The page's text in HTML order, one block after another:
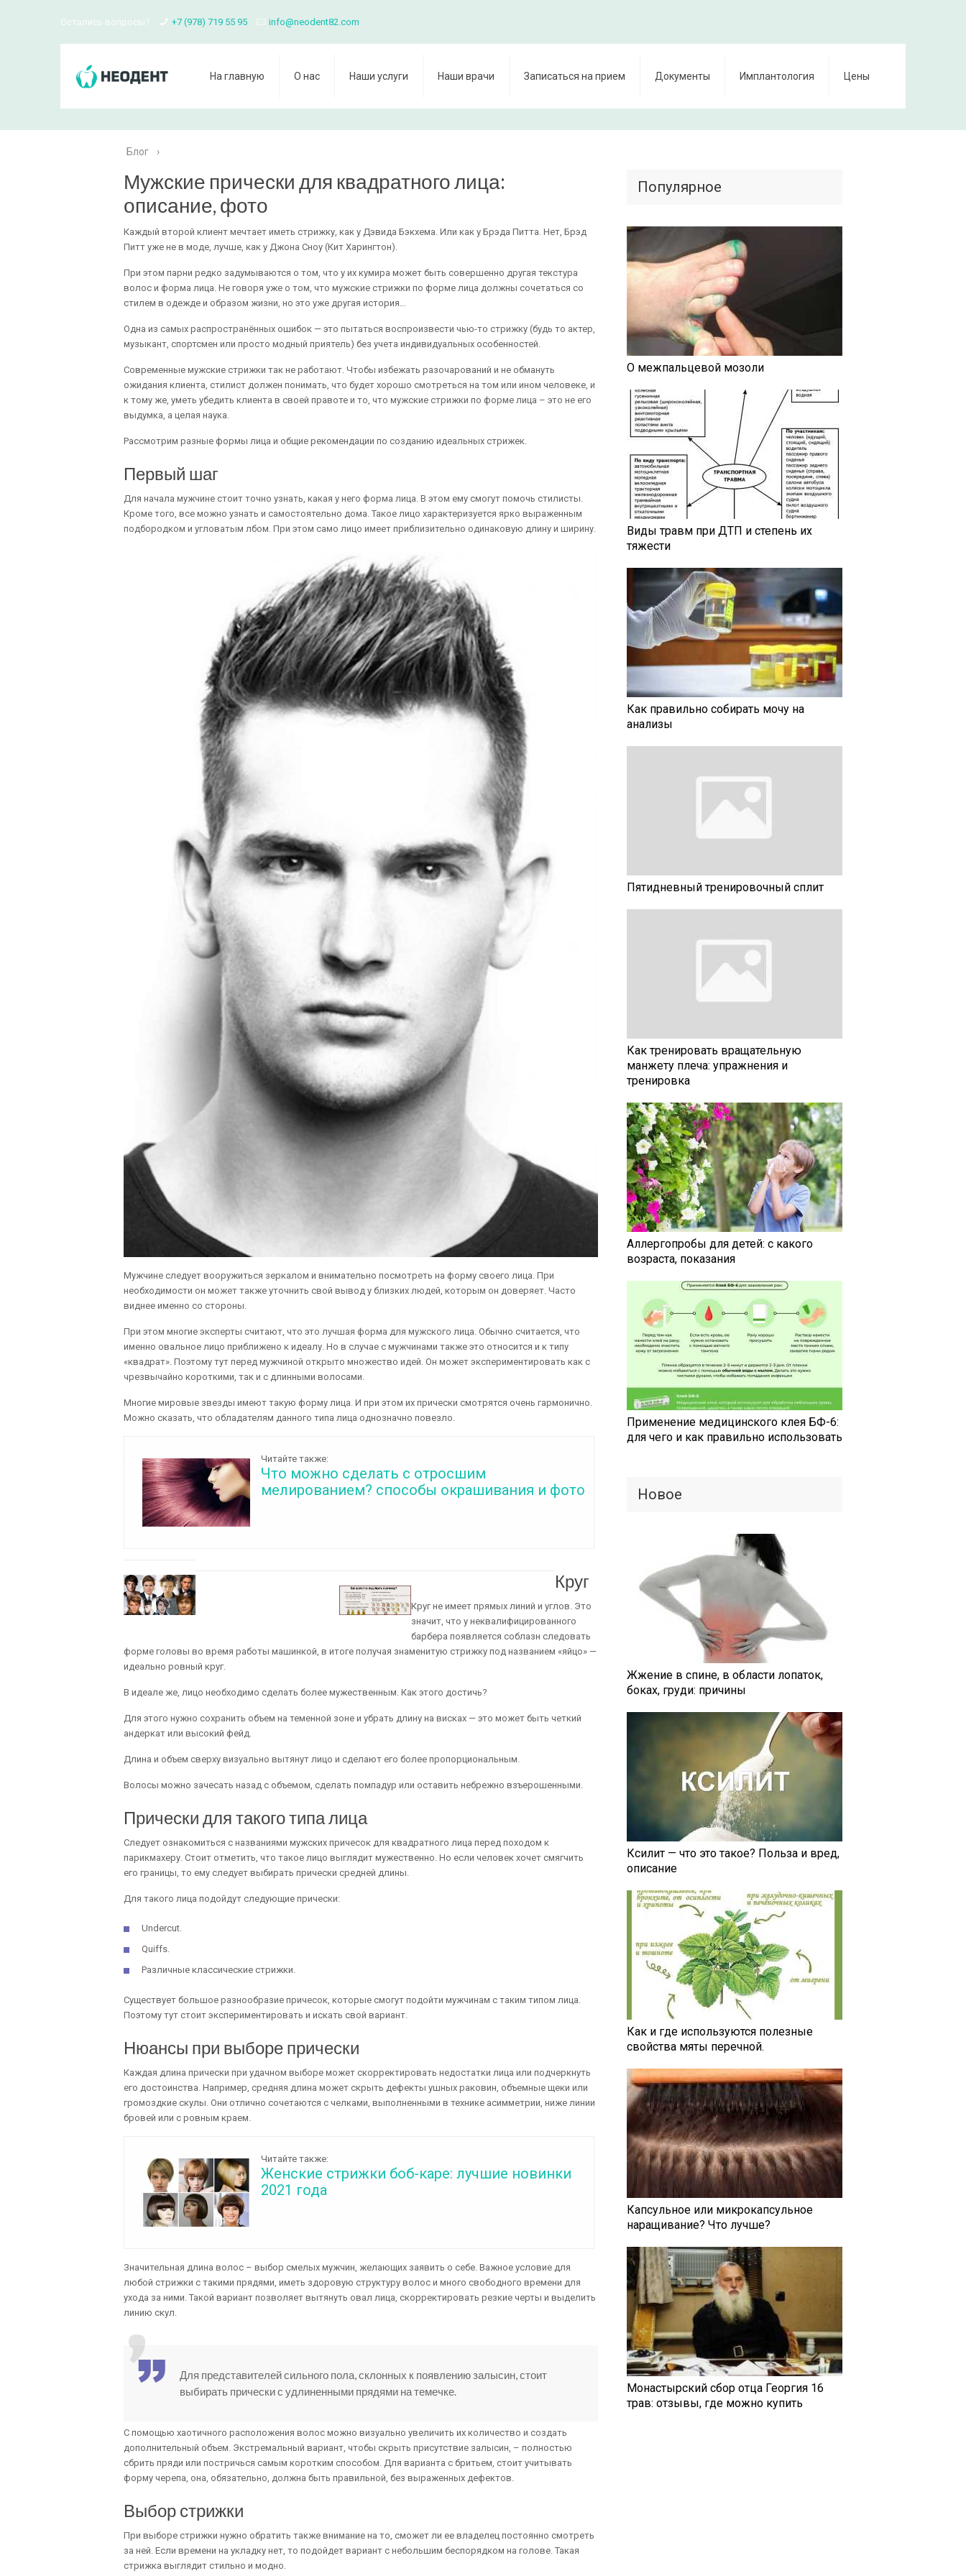
Остались вопросы? +7 (978) 719 55 95 info@neodent82.com
На главную О нас Наши услуги Наши врачи Записаться на прием Документы Имплантология Цены
Блог ›
Мужские прически для квадратного лица:
описание, фото
Каждый второй клиент мечтает иметь стрижку, как у Дэвида Бэкхема. Или как у Брэда Питта. Нет, Брэд
Питт уже не в моде, лучше, как у Джона Сноу (Кит Харингтон).
При этом парни редко задумываются о том, что у их кумира может быть совершенно другая текстура
волос и форма лица. Не говоря уже о том, что мужские стрижки по форме лица должны сочетаться со
стилем в одежде и образом жизни, но это уже другая история…
Одна из самых распространённых ошибок — это пытаться воспроизвести чью-то стрижку (будь то актер,
музыкант, спортсмен или просто модный приятель) без учета индивидуальных особенностей.
Современные мужские стрижки так не работают. Чтобы избежать разочарований и не обмануть
ожидания клиента, стилист должен понимать, что будет хорошо смотреться на том или ином человеке, и
к тому же, уметь убедить клиента в своей правоте и то, что мужские стрижки по форме лица – это не его
выдумка, а целая наука.
Рассмотрим разные формы лица и общие рекомендации по созданию идеальных стрижек.
Первый шаг
Для начала мужчине стоит точно узнать, какая у него форма лица. В этом ему смогут помочь стилисты.
Кроме того, все можно узнать и самостоятельно дома. Такое лицо характеризуется ярко выраженным
подбородком и угловатым лбом. При этом само лицо имеет приблизительно одинаковую длину и ширину.
Мужчине следует вооружиться зеркалом и внимательно посмотреть на форму своего лица. При
необходимости он может также уточнить свой вывод у близких людей, которым он доверяет. Часто
виднее именно со стороны.
При этом многие эксперты считают, что это лучшая форма для мужского лица. Обычно считается, что
именно овальное лицо приближено к идеалу. Но в случае с мужчинами также это относится и к типу
«квадрат». Поэтому тут перед мужчиной открыто множество идей. Он может экспериментировать как с
чрезвычайно короткими, так и с длинными волосами.
Многие мировые звезды имеют такую форму лица. И при этом их прически смотрятся очень гармонично.
Можно сказать, что обладателям данного типа лица однозначно повезло.
Читайте также:
Что можно сделать с отросшим
мелированием? способы окрашивания и фото
Круг
Круг не имеет прямых линий и углов. Это
значит, что у неквалифицированного
барбера появляется соблазн следовать
форме головы во время работы машинкой, в итоге получая знаменитую стрижку под названием «яйцо» —
идеально ровный круг.
В идеале же, лицо необходимо сделать более мужественным. Как этого достичь?
Для этого нужно сохранить объем на теменной зоне и убрать длину на висках — это может быть четкий
андеркат или высокий фейд.
Длина и объем сверху визуально вытянут лицо и сделают его более пропорциональным.
Волосы можно зачесать назад с объемом, сделать помпадур или оставить небрежно взъерошенными.
Прически для такого типа лица
Следует ознакомиться с названиями мужских причесок для квадратного лица перед походом к
парикмахеру. Стоит отметить, что такое лицо выглядит мужественно. Но если человек хочет смягчить
его границы, то ему следует выбирать прически средней длины.
Для такого лица подойдут следующие прически:
Undercut.
Quiffs.
Различные классические стрижки.
Существует большое разнообразие причесок, которые смогут подойти мужчинам с таким типом лица.
Поэтому тут стоит экспериментировать и искать свой вариант.
Нюансы при выборе прически
Каждая длина прически при удачном выборе может скорректировать недостатки лица или подчеркнуть
его достоинства. Например, средняя длина может скрыть дефекты ушных раковин, объемные щеки или
громоздкие скулы. Они отлично сочетаются с челками, выполненными в технике асимметрии, ниже линии
бровей или с ровным краем.
Читайте также:
Женские стрижки боб-каре: лучшие новинки
2021 года
Значительная длина волос – выбор смелых мужчин, желающих заявить о себе. Важное условие для
любой стрижки с такими прядями, иметь здоровую структуру волос и много свободного времени для
ухода за ними. Такой вариант позволяет вытянуть овал лица, скорректировать резкие черты и выделить
линию скул.
Для представителей сильного пола, склонных к появлению залысин, стоит
выбирать прически с удлиненными прядями на темечке.
С помощью хаотичного расположения волос можно визуально увеличить их количество и создать
дополнительный объем. Экстремальный вариант, чтобы скрыть присутствие залысин, – полностью
сбрить пряди или постричься самым коротким способом. Для варианта с бритьем, стоит учитывать
форму черепа, она, обязательно, должна быть правильной, без выраженных дефектов.
Выбор стрижки
При выборе стрижки нужно обратить также внимание на то, сможет ли ее владелец постоянно смотреть
за ней. Если времени на укладку нет, то подойдет вариант с небольшим беспорядком на голове. Такая
стрижка выглядит стильно и модно.
Популярное
О межпальцевой мозоли
Виды травм при ДТП и степень их
тяжести
Как правильно собирать мочу на
анализы
Пятидневный тренировочный сплит
Как тренировать вращательную
манжету плеча: упражнения и
тренировка
Аллергопробы для детей: с какого
возраста, показания
Применение медицинского клея БФ-6:
для чего и как правильно использовать
Новое
Жжение в спине, в области лопаток,
боках, груди: причины
Ксилит — что это такое? Польза и вред,
описание
Как и где используются полезные
свойства мяты перечной.
Капсульное или микрокапсульное
наращивание? Что лучше?
Монастырский сбор отца Георгия 16
трав: отзывы, где можно купить